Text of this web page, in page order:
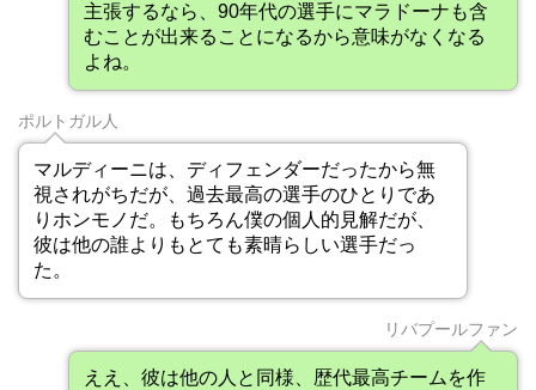
主張するなら、90年代の選手にマラドーナも含
むことが出来ることになるから意味がなくなる
よね。
ポルトガル人
マルディーニは、ディフェンダーだったから無
視されがちだが、過去最高の選手のひとりであ
りホンモノだ。もちろん僕の個人的見解だが、
彼は他の誰よりもとても素晴らしい選手だっ
た。
リバプールファン
ええ、彼は他の人と同様、歴代最高チームを作